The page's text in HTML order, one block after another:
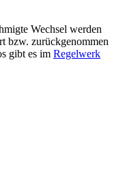
Wechsel werden
bzw. zurückgenommen
gibt es im Regelwerk